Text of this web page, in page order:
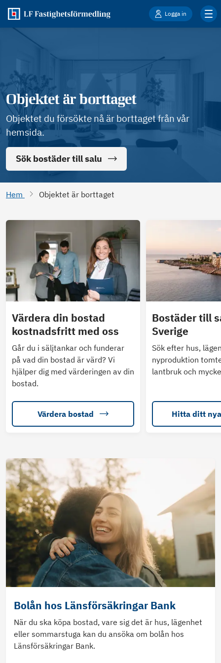
Logga in
Objektet är borttaget
Objektet du försökte nå är borttaget från vår
hemsida.
Sök bostäder till salu
Hem Objektet är borttaget
Värdera din bostad
kostnadsfritt med oss
Går du i säljtankar och funderar
på vad din bostad är värd? Vi
hjälper dig med värderingen av din
bostad.
Värdera bostad
Bostäder till
Sverige
Sök efter hus,
nyproduktion
lantbruk och
Hitta ditt
Bolån hos Länsförsäkringar Bank
När du ska köpa bostad, vare sig det är hus, lägenhet
eller sommarstuga kan du ansöka om bolån hos
Länsförsäkringar Bank.